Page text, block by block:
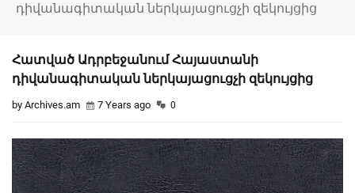
դիվանագիտական ներկայացուցչի զեկույցից
Հատված Ադրբեջանում Հայաստանի
դիվանագիտական ներկայացուցչի զեկույցից
by Archives.am 7 Years ago 0